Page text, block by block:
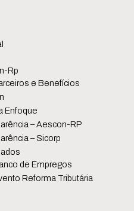
Rp
e Benefícios
Enfoque
– Aescon-RP
– Sicorp
de Empregos
Reforma Tributária